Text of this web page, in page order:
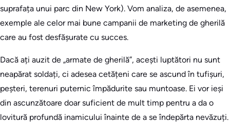
suprafața unui parc din New York). Vom analiza, de asemenea,
exemple ale celor mai bune campanii de marketing de gherilă
care au fost desfășurate cu succes.
Dacă ați auzit de „armate de gherilă”, acești luptători nu sunt
neapărat soldați, ci adesea cetățeni care se ascund în tufișuri,
peșteri, terenuri puternic împădurite sau muntoase. Ei vor ieși
din ascunzătoare doar suficient de mult timp pentru a da o
lovitură profundă inamicului înainte de a se îndepărta nevăzuți.